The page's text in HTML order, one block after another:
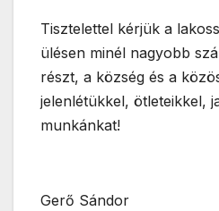
Tisztelettel kérjük a
ülésen minél nagyobb
részt, a község és a
jelenlétükkel, ötleteikkel,
munkánkat!
Gerő Sándor